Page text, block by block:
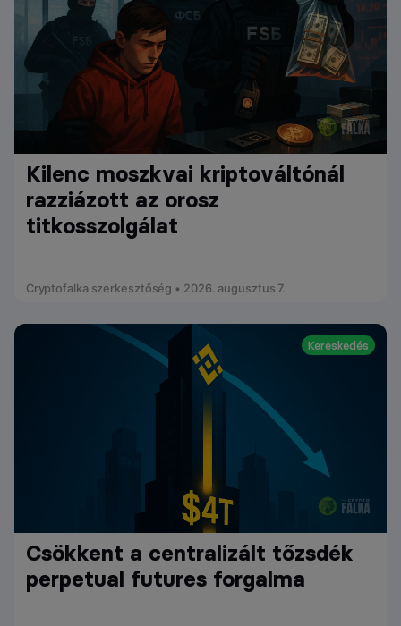
Kilenc moszkvai kriptováltónál
razziázott az orosz
titkosszolgálat
Cryptofalka szerkesztőség • 2026. augusztus 7.
Kereskedés
Csökkent a centralizált tőzsdék
perpetual futures forgalma